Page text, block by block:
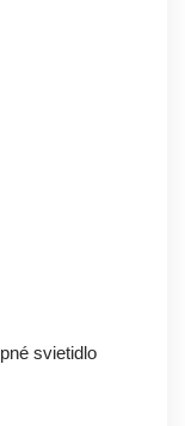
svietidlo